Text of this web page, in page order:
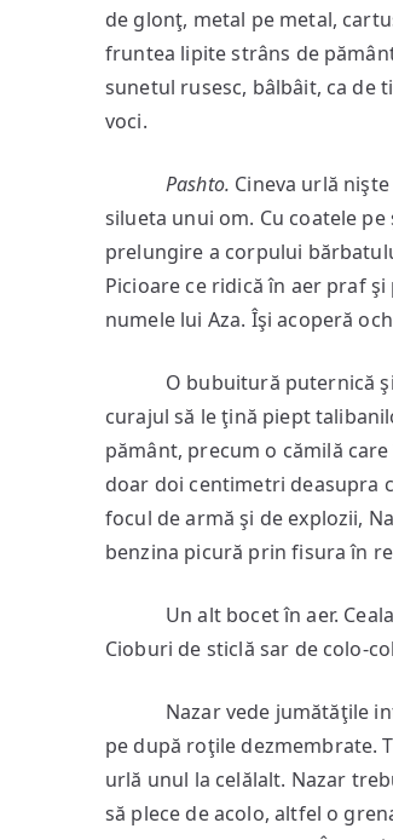
de glonţ, metal pe metal,
fruntea lipite strâns de
sunetul rusesc, bâlbâit, ca de
voci.
Pashto. Cineva urlă
silueta unui om. Cu coatele
prelungire a corpului
Picioare ce ridică în aer praf
numele lui Aza. Îşi acoperă
O bubuitură puternică şi
curajul să le ţină piept
pământ, precum o cămilă
doar doi centimetri deasupra
focul de armă şi de explozii,
benzina picură prin fisura în
Un alt bocet în aer.
Cioburi de sticlă sar de colo-
Nazar vede jumătăţile
pe după roţile dezmembrate.
urlă unul la celălalt. Nazar
să plece de acolo, altfel o